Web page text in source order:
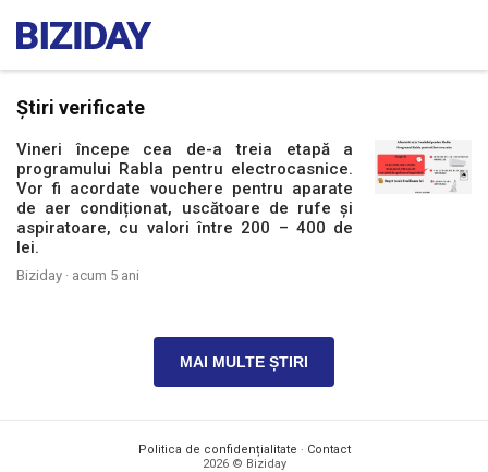
Știri verificate
Vineri începe cea de-a treia etapă a
programului Rabla pentru electrocasnice.
Vor fi acordate vouchere pentru aparate
de aer condiționat, uscătoare de rufe și
aspiratoare, cu valori între 200 – 400 de
lei.
Biziday · acum 5 ani
MAI MULTE ȘTIRI
Politica de confidențialitate · Contact
2026 © Biziday